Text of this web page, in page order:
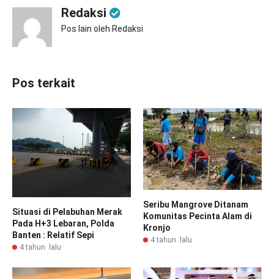
Redaksi
Pos lain oleh Redaksi
Pos terkait
Situasi di Pelabuhan Merak
Pada H+3 Lebaran, Polda
Banten : Relatif Sepi
4 tahun lalu
Seribu Mangrove Ditanam
Komunitas Pecinta Alam di
Kronjo
4 tahun lalu